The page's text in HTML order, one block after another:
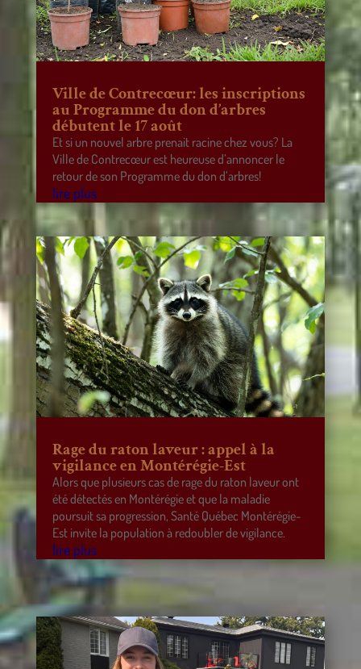
Ville de Contrecœur: les inscriptions
au Programme du don d’arbres
débutent le 17 août
Et si un nouvel arbre prenait racine chez vous? La
Ville de Contrecœur est heureuse d’annoncer le
retour de son Programme du don d’arbres!
lire plus
Rage du raton laveur : appel à la
vigilance en Montérégie-Est
Alors que plusieurs cas de rage du raton laveur ont
été détectés en Montérégie et que la maladie
poursuit sa progression, Santé Québec Montérégie-
Est invite la population à redoubler de vigilance.
lire plus